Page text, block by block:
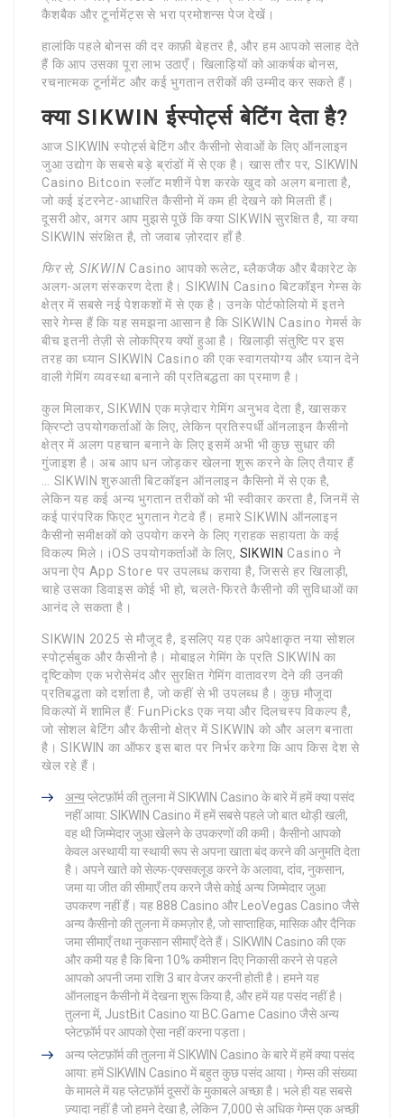
कैशबैक और टूर्नामेंट्स से भरा प्रमोशन्स पेज देखें।
हालांकि पहले बोनस की दर काफ़ी बेहतर है, और हम आपको सलाह देते
हैं कि आप उसका पूरा लाभ उठाएँ। खिलाड़ियों को आकर्षक बोनस,
रचनात्मक टूर्नामेंट और कई भुगतान तरीकों की उम्मीद कर सकते हैं।
क्या SIKWIN ईस्पोर्ट्स बेटिंग देता है?
आज SIKWIN स्पोर्ट्स बेटिंग और कैसीनो सेवाओं के लिए ऑनलाइन
जुआ उद्योग के सबसे बड़े ब्रांडों में से एक है। खास तौर पर, SIKWIN
Casino Bitcoin स्लॉट मशीनें पेश करके खुद को अलग बनाता है,
जो कई इंटरनेट-आधारित कैसीनो में कम ही देखने को मिलती हैं।
दूसरी ओर, अगर आप मुझसे पूछें कि क्या SIKWIN सुरक्षित है, या क्या
SIKWIN संरक्षित है, तो जवाब ज़ोरदार हाँ है.
फिर से, SIKWIN Casino आपको रूलेट, ब्लैकजैक और बैकारेट के
अलग-अलग संस्करण देता है। SIKWIN Casino बिटकॉइन गेम्स के
क्षेत्र में सबसे नई पेशकशों में से एक है। उनके पोर्टफोलियो में इतने
सारे गेम्स हैं कि यह समझना आसान है कि SIKWIN Casino गेमर्स के
बीच इतनी तेज़ी से लोकप्रिय क्यों हुआ है। खिलाड़ी संतुष्टि पर इस
तरह का ध्यान SIKWIN Casino की एक स्वागतयोग्य और ध्यान देने
वाली गेमिंग व्यवस्था बनाने की प्रतिबद्धता का प्रमाण है।
कुल मिलाकर, SIKWIN एक मज़ेदार गेमिंग अनुभव देता है, खासकर
क्रिप्टो उपयोगकर्ताओं के लिए, लेकिन प्रतिस्पर्धी ऑनलाइन कैसीनो
क्षेत्र में अलग पहचान बनाने के लिए इसमें अभी भी कुछ सुधार की
गुंजाइश है। अब आप धन जोड़कर खेलना शुरू करने के लिए तैयार हैं
… SIKWIN शुरुआती बिटकॉइन ऑनलाइन कैसिनो में से एक है,
लेकिन यह कई अन्य भुगतान तरीकों को भी स्वीकार करता है, जिनमें से
कई पारंपरिक फिएट भुगतान गेटवे हैं। हमारे SIKWIN ऑनलाइन
कैसीनो समीक्षकों को उपयोग करने के लिए ग्राहक सहायता के कई
विकल्प मिले। iOS उपयोगकर्ताओं के लिए, SIKWIN Casino ने
अपना ऐप App Store पर उपलब्ध कराया है, जिससे हर खिलाड़ी,
चाहे उसका डिवाइस कोई भी हो, चलते-फिरते कैसीनो की सुविधाओं का
आनंद ले सकता है।
SIKWIN 2025 से मौजूद है, इसलिए यह एक अपेक्षाकृत नया सोशल
स्पोर्ट्सबुक और कैसीनो है। मोबाइल गेमिंग के प्रति SIKWIN का
दृष्टिकोण एक भरोसेमंद और सुरक्षित गेमिंग वातावरण देने की उनकी
प्रतिबद्धता को दर्शाता है, जो कहीं से भी उपलब्ध है। कुछ मौजूदा
विकल्पों में शामिल हैं: FunPicks एक नया और दिलचस्प विकल्प है,
जो सोशल बेटिंग और कैसीनो क्षेत्र में SIKWIN को और अलग बनाता
है। SIKWIN का ऑफर इस बात पर निर्भर करेगा कि आप किस देश से
खेल रहे हैं।
अन्यप्लेटफ़ॉर्म की तुलना में SIKWIN Casino के बारे में हमें क्या पसंद
नहीं आया: SIKWIN Casino में हमें सबसे पहले जो बात थोड़ी खली,
वह थी जिम्मेदार जुआ खेलने के उपकरणों की कमी। कैसीनो आपको
केवल अस्थायी या स्थायी रूप से अपना खाता बंद करने की अनुमति देता
है। अपने खाते को सेल्फ-एक्सक्लूड करने के अलावा, दांव, नुकसान,
जमा या जीत की सीमाएँ तय करने जैसे कोई अन्य जिम्मेदार जुआ
उपकरण नहीं हैं। यह 888 Casino और LeoVegas Casino जैसे
अन्य कैसीनो की तुलना में कमज़ोर है, जो साप्ताहिक, मासिक और दैनिक
जमा सीमाएँ तथा नुकसान सीमाएँ देते हैं। SIKWIN Casino की एक
और कमी यह है कि बिना 10% कमीशन दिए निकासी करने से पहले
आपको अपनी जमा राशि 3 बार वेजर करनी होती है। हमने यह
ऑनलाइन कैसीनो में देखना शुरू किया है, और हमें यह पसंद नहीं है।
तुलना में, JustBit Casino या BC.Game Casino जैसे अन्य
प्लेटफ़ॉर्म पर आपको ऐसा नहीं करना पड़ता।
अन्य प्लेटफ़ॉर्म की तुलना में SIKWIN Casino के बारे में हमें क्या पसंद
आया: हमें SIKWIN Casino में बहुत कुछ पसंद आया। गेम्स की संख्या
के मामले में यह प्लेटफ़ॉर्म दूसरों के मुकाबले अच्छा है। भले ही यह सबसे
ज़्यादा नहीं है जो हमने देखा है, लेकिन 7,000 से अधिक गेम्स एक अच्छी